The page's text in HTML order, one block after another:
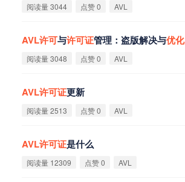
阅读量 3044 点赞 0 AVL
AVL许可与许可证管理：盗版解决与优化
阅读量 3048 点赞 0 AVL
AVL许可证更新
阅读量 2513 点赞 0 AVL
AVL许可证是什么
阅读量 12309 点赞 0 AVL